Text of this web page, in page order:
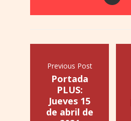
Previous Post
Portada
PLUS:
Jueves 15
de abril de